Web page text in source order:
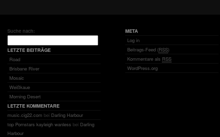
Suche nach:
LETZTE BEITRÄGE
Road
Brisbane River
Mosaic
Weißkaue
Morning Desert
LETZTE KOMMENTARE
music.cig22.com bei Darling Harbour
top Pornstars kayleigh wanless bei Darling
Harbour
META
Log in
Beitrags-Feed (RSS)
Kommentare als RSS
WordPress.org